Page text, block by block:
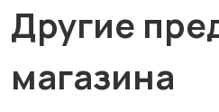
Другие
магазина